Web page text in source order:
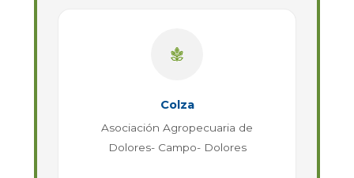
Colza
Asociación Agropecuaria de
Dolores- Campo- Dolores